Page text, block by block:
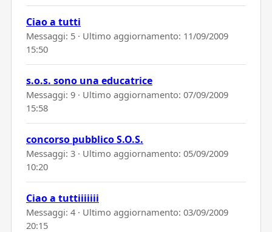
Ciao a tutti
Messaggi: 5 · Ultimo aggiornamento: 11/09/2009
15:50
s.o.s. sono una educatrice
Messaggi: 9 · Ultimo aggiornamento: 07/09/2009
15:58
concorso pubblico S.O.S.
Messaggi: 3 · Ultimo aggiornamento: 05/09/2009
10:20
Ciao a tuttiiiiiii
Messaggi: 4 · Ultimo aggiornamento: 03/09/2009
20:15